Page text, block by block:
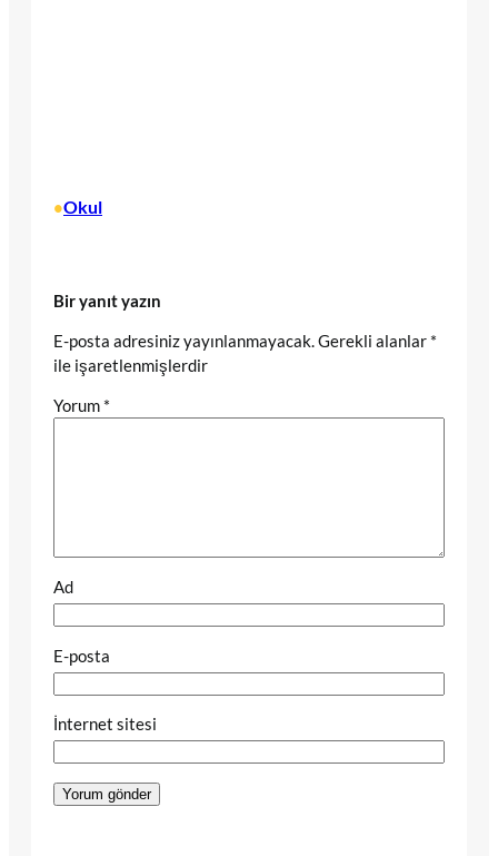
•Okul
Bir yanıt yazın
E-posta adresiniz yayınlanmayacak. Gerekli alanlar *
ile işaretlenmişlerdir
Yorum *
Ad
E-posta
İnternet sitesi